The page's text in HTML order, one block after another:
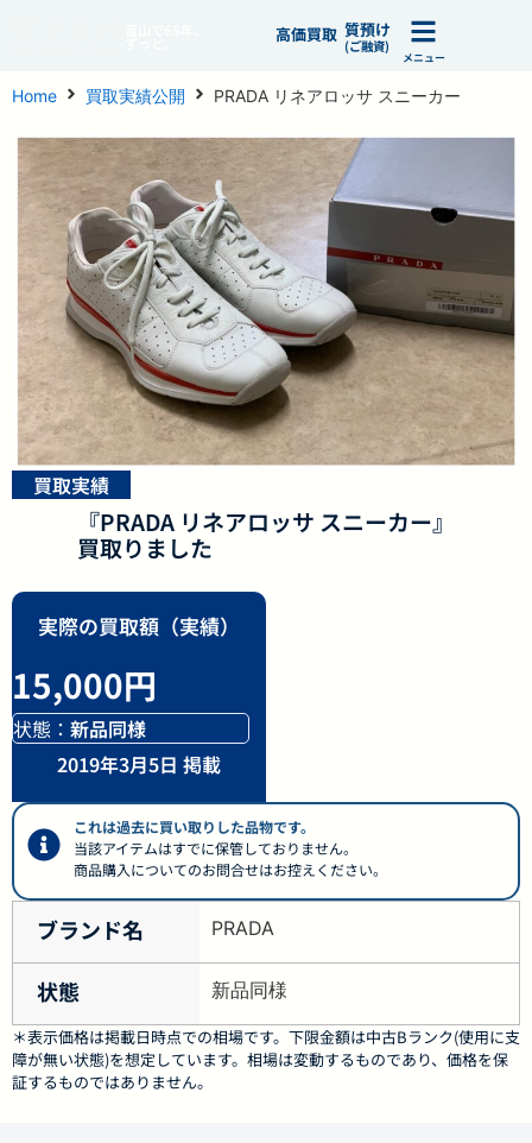
高価買取 質預け
(ご融資)
メニュー
Home 買取実績公開 PRADA リネアロッサ スニーカー
買取実績
『PRADA リネアロッサ スニーカー』
買取りました
実際の買取額（実績）
15,000円
状態： 新品同様
2019年3月5日 掲載
これは過去に買い取りした品物です。
当該アイテムはすでに保管しておりません。
商品購入についてのお問合せはお控えください。
ブランド名 PRADA
状態 新品同様
＊表示価格は掲載日時点での相場です。下限金額は中古Bランク(使用に支
障が無い状態)を想定しています。相場は変動するものであり、価格を保
証するものではありません。